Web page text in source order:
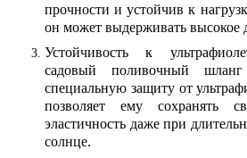
прочности и устойчив к
он может выдерживать высокое
Устойчивость к
садовый поливочный
специальную защиту от
позволяет ему сохранять
эластичность даже при
солнце.